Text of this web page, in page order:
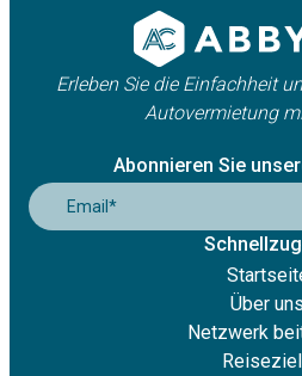
Erleben Sie die Einfachheit
Autovermietung
Abonnieren Sie
Email *
Über uns
Netzwerk